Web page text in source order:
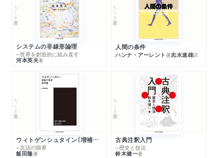
ちくま学芸文庫
システムの非線形論理
─世界を創造的に組み直す
河本英夫著
ちくま学芸文庫
人間の条件
ハンナ・アーレント 著志水速雄訳
ちくま学芸文庫
ウィトゲンシュタイン〔増補新版〕
─言語の限界
飯田隆著
ちくま学芸文庫
古典注釈入門
─歴史と技法
鈴木健一著